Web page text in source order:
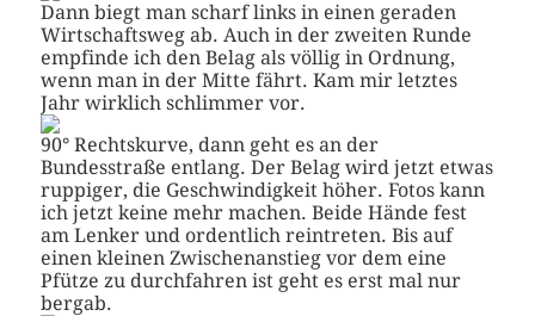
Dann biegt man scharf links in einen geraden
Wirtschaftsweg ab. Auch in der zweiten Runde
empfinde ich den Belag als völlig in Ordnung,
wenn man in der Mitte fährt. Kam mir letztes
Jahr wirklich schlimmer vor.
90° Rechtskurve, dann geht es an der
Bundesstraße entlang. Der Belag wird jetzt etwas
ruppiger, die Geschwindigkeit höher. Fotos kann
ich jetzt keine mehr machen. Beide Hände fest
am Lenker und ordentlich reintreten. Bis auf
einen kleinen Zwischenanstieg vor dem eine
Pfütze zu durchfahren ist geht es erst mal nur
bergab.